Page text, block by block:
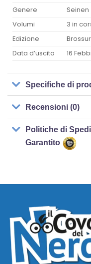
Genere
Seinen
Volumi
3 in
Edizione
Data d’uscita
16
Specifiche di
Recensioni (0)
Politiche di
Garantito